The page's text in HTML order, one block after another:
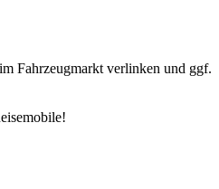
Fahrzeugmarkt verlinken und ggf.